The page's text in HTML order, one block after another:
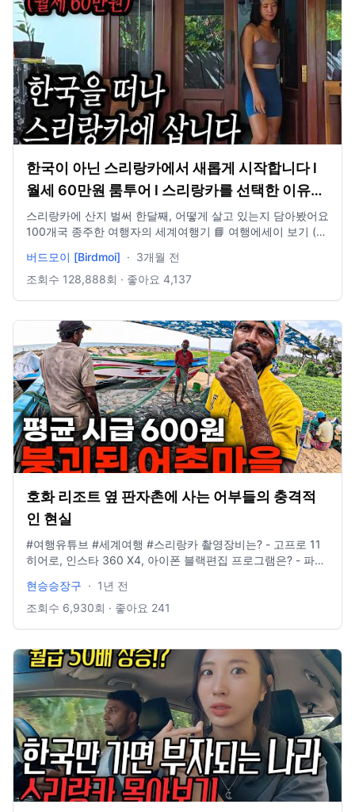
한국이 아닌 스리랑카에서 새롭게 시작합니다 l
월세 60만원 룸투어 l 스리랑카를 선택한 이유
🇱🇰
스리랑카에 산지 벌써 한달째, 어떻게 살고 있는지 담아봤어요
100개국 종주한 여행자의 세계여행기 📘 여행에세이 보기 (교
https://product.kyobobook.co.kr/detail/S000218193584
👇🏾영상 타임라인 0:00 인트로 👣인스타 👉🏻 / birdmoi_ 👣블로
영 장비] 🎥Camera : DJI action5 Gopro13, Iphone14 pro
🎵Music provided by Artlist
버드모이 [Birdmoi] · 3개월 전
조회수 128,888회 · 좋아요 4,137
호화 리조트 옆 판자촌에 사는 어부들의 충격적
인 현실
#여행유튜브 #세계여행 #스리랑카 촬영장비는? - 고프로 11
히어로, 인스타 360 X4, 아이폰 블랙편집 프로그램은? - 파이
idclrlrlcks@naver.com
현승승장구 · 1년 전
조회수 6,930회 · 좋아요 241